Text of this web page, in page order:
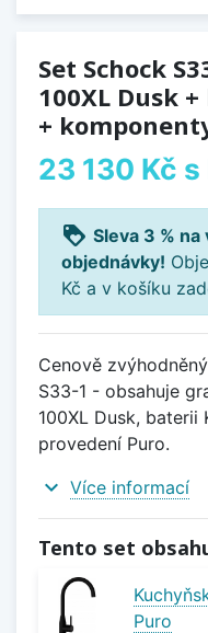
Set Schock
100XL Dusk
+
23 130 Kč s
loyalty Sleva 3 %
objednávky!
Kč a v košíku
Cenově
S33-1 - obsahuje
100XL Dusk, baterii
provedení Puro.
expand_more Více informací
Tento set
Puro